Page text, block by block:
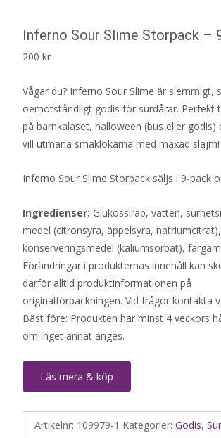
Inferno Sour Slime Storpack –
200 kr
Vågar du? Inferno Sour Slime är slemmigt,
oemotståndligt godis för surdårar. Perfekt
på barnkalaset, halloween (bus eller godis)
vill utmana smaklökarna med maxad slajm!
Inferno Sour Slime Storpack säljs i 9-pack
Ingredienser: Glukossirap, vatten,
medel (citronsyra, äppelsyra,
konserveringsmedel (kaliumsorbat),
Förändringar i produkternas innehåll kan
därför alltid produktinformationen på
originalförpackningen. Vid frågor kontakta
Bäst före: Produkten har minst 4 veckors
om inget annat anges.
Läs mera & köp
Artikelnr: 109979-1 Kategorier: Godis,